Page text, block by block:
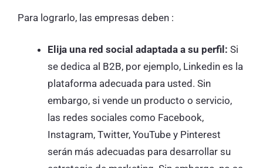
Para lograrlo, las empresas deben :
Elija una red social adaptada a su perfil: Si
se dedica al B2B, por ejemplo, Linkedin es la
plataforma adecuada para usted. Sin
embargo, si vende un producto o servicio,
las redes sociales como Facebook,
Instagram, Twitter, YouTube y Pinterest
serán más adecuadas para desarrollar su